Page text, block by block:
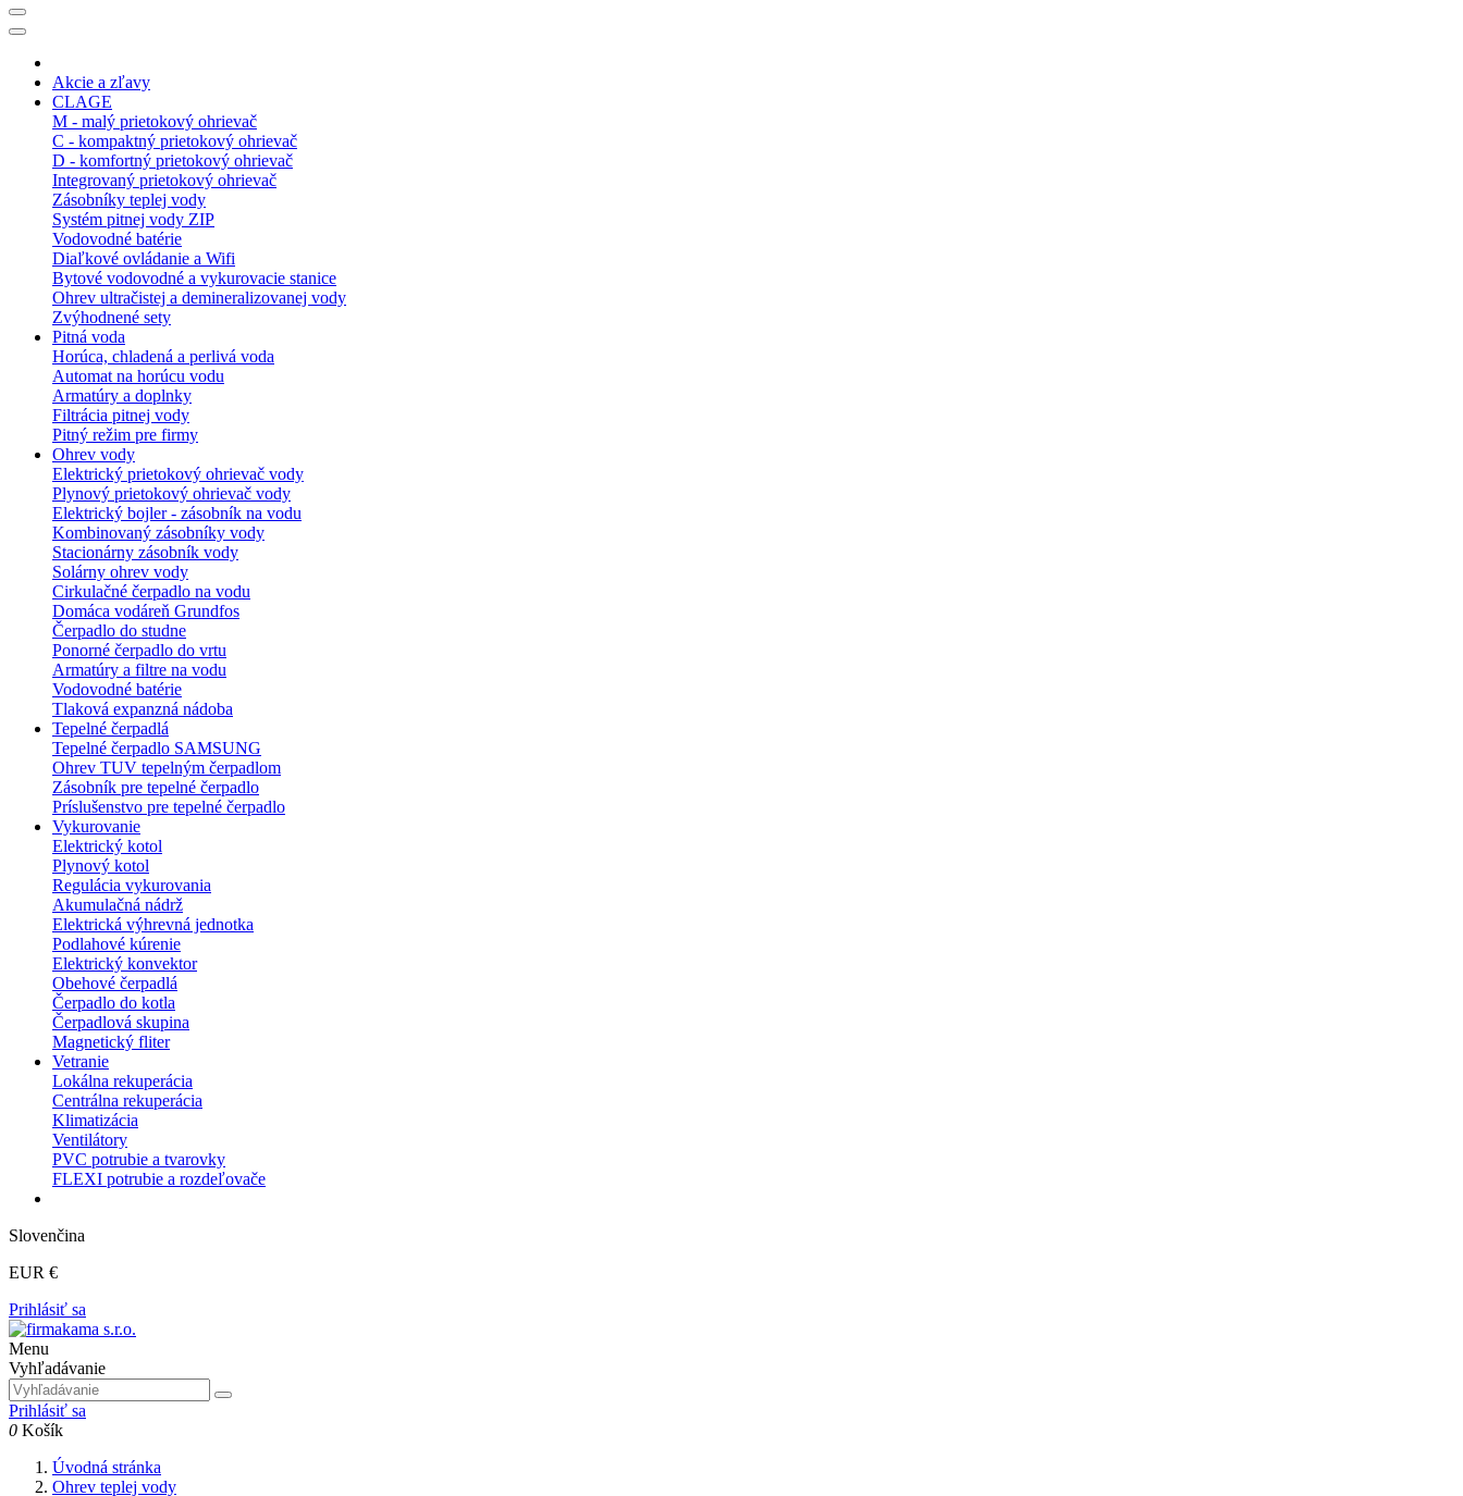
Akcie a zľavy
CLAGE
M - malý prietokový ohrievač
C - kompaktný prietokový ohrievač
D - komfortný prietokový ohrievač
Integrovaný prietokový ohrievač
Zásobníky teplej vody
Systém pitnej vody ZIP
Vodovodné batérie
Diaľkové ovládanie a Wifi
Bytové vodovodné a vykurovacie stanice
Ohrev ultračistej a demineralizovanej vody
Zvýhodnené sety
Pitná voda
Horúca, chladená a perlivá voda
Automat na horúcu vodu
Armatúry a doplnky
Filtrácia pitnej vody
Pitný režim pre firmy
Ohrev vody
Elektrický prietokový ohrievač vody
Plynový prietokový ohrievač vody
Elektrický bojler - zásobník na vodu
Kombinovaný zásobníky vody
Stacionárny zásobník vody
Solárny ohrev vody
Cirkulačné čerpadlo na vodu
Domáca vodáreň Grundfos
Čerpadlo do studne
Ponorné čerpadlo do vrtu
Armatúry a filtre na vodu
Vodovodné batérie
Tlaková expanzná nádoba
Tepelné čerpadlá
Tepelné čerpadlo SAMSUNG
Ohrev TUV tepelným čerpadlom
Zásobník pre tepelné čerpadlo
Príslušenstvo pre tepelné čerpadlo
Vykurovanie
Elektrický kotol
Plynový kotol
Regulácia vykurovania
Akumulačná nádrž
Elektrická výhrevná jednotka
Podlahové kúrenie
Elektrický konvektor
Obehové čerpadlá
Čerpadlo do kotla
Čerpadlová skupina
Magnetický fliter
Vetranie
Lokálna rekuperácia
Centrálna rekuperácia
Klimatizácia
Ventilátory
PVC potrubie a tvarovky
FLEXI potrubie a rozdeľovače
Slovenčina
EUR €
Prihlásiť sa
Menu
Vyhľadávanie
Prihlásiť sa
0 Košík
Úvodná stránka
Ohrev teplej vody